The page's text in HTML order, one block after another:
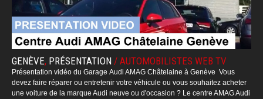
GENÈVE, PRÉSENTATION / AUTOMOBILISTES WEB TV
Présentation vidéo du Garage Audi AMAG Châtelaine à Genève Vous
devez faire réparer ou entretenir votre véhicule ou vous souhaitez acheter
une voiture de la marque Audi neuve ou d'occasion ? Le centre AMAG Audi